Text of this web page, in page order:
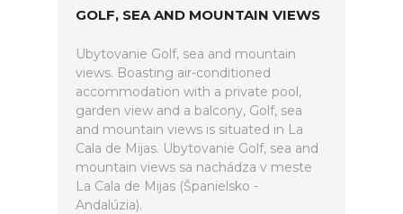
GOLF, SEA AND MOUNTAIN VIEWS
Ubytovanie Golf, sea and mountain
views. Boasting air-conditioned
accommodation with a private pool,
garden view and a balcony, Golf, sea
and mountain views is situated in La
Cala de Mijas. Ubytovanie Golf, sea and
mountain views sa nachádza v meste
La Cala de Mijas (Španielsko -
Andalúzia).